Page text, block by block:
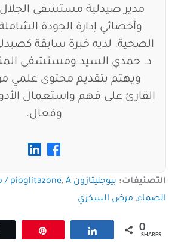
مدير صيدلية مستشفى
وأخصائي إدارة الجودة
الصحية. لديه خبرة سابقة
د. حمدي السيد ومستشفى
ويهتم بتقديم محتوى علمي
القارئ على فهم واستعمال
وفعال.
التصنيفات: بيوجليتازون pioglitazone , A / مصر
الصماء, مرض السكري
Share 0
SHARES